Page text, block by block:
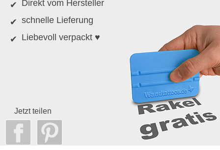
Direkt vom Hersteller
schnelle Lieferung
Liebevoll verpackt ♥
Jetzt teilen